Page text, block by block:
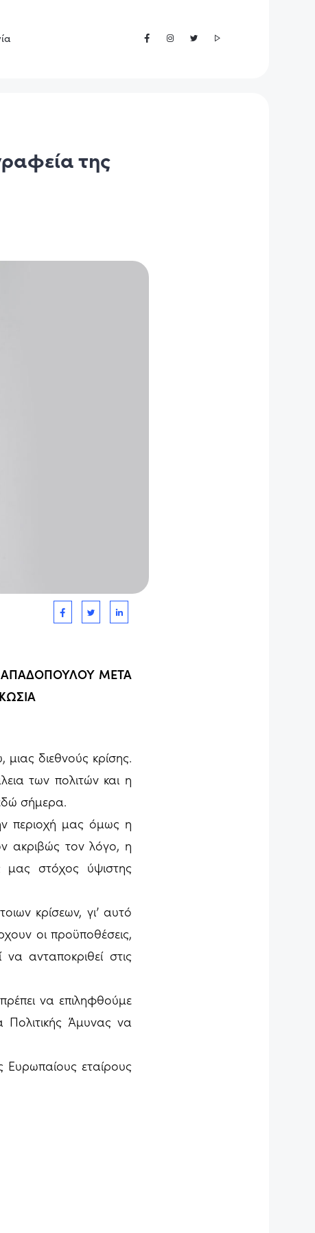
της
ΜΕΤΑ
μιας διεθνούς κρίσης.
των πολιτών και η
σήμερα.
περιοχή μας όμως η
ακριβώς τον λόγο, η
μας στόχος ύψιστης
κρίσεων, γι’ αυτό
οι προϋποθέσεις,
ανταποκριθεί στις
να επιληφθούμε
Άμυνας να
Ευρωπαίους εταίρους